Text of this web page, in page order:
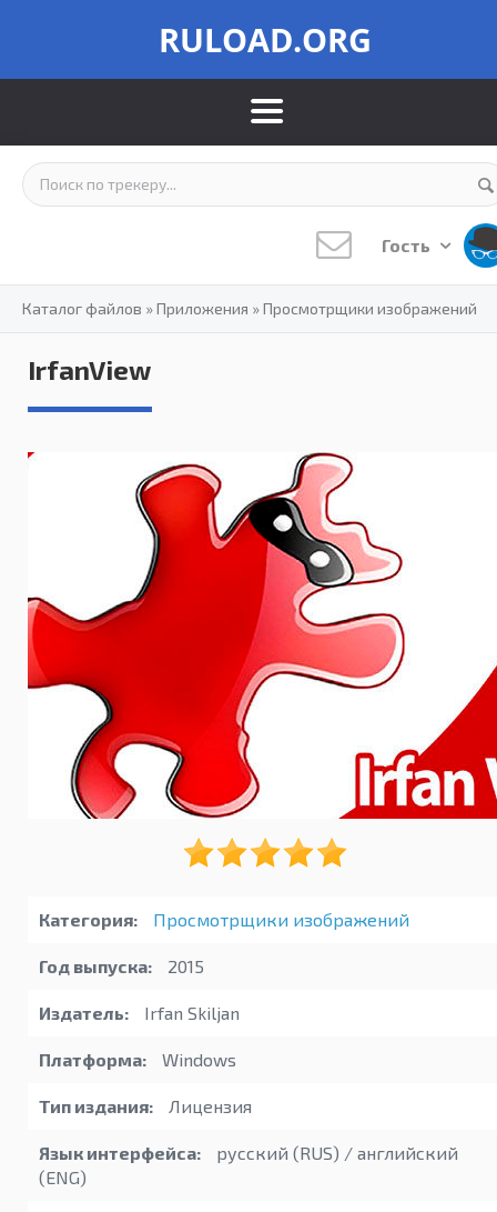
RULOAD.ORG
Гость
Каталог файлов »Приложения »Просмотрщики изображений
IrfanView
Категория: Просмотрщики изображений
Год выпуска: 2015
Издатель: Irfan Skiljan
Платформа: Windows
Тип издания: Лицензия
Язык интерфейса:
русский (RUS) / английский
(ENG)